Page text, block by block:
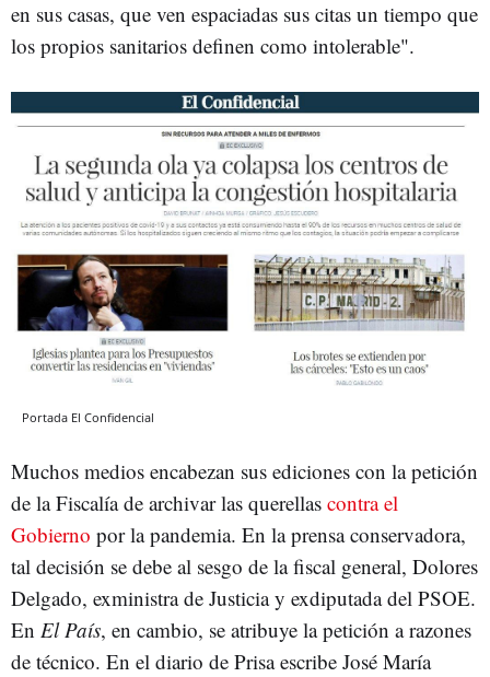
en sus casas, que ven espaciadas sus citas un tiempo que
los propios sanitarios definen como intolerable".
Portada El Confidencial
Muchos medios encabezan sus ediciones con la petición
de la Fiscalía de archivar las querellas contra el
Gobierno por la pandemia. En la prensa conservadora,
tal decisión se debe al sesgo de la fiscal general, Dolores
Delgado, exministra de Justicia y exdiputada del PSOE.
En El País, en cambio, se atribuye la petición a razones
de técnico. En el diario de Prisa escribe José María